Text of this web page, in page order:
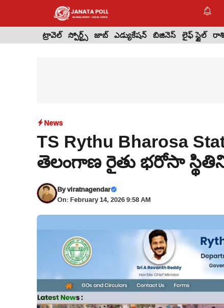
content ట్రావెల్ స్పోర్ట్స్ జాబ్ ఎడ్యుకేషన్ బిజినెస్ లైఫ్ స్టైల్
News
TS Rythu Bharosa
తెలంగాణ రైతు భరోసా
Byviratnagendar
On: February 14, 2026 9:58 AM